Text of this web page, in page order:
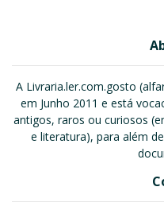
A Livraria.ler.com.gosto
em Junho 2011 e está
antigos, raros ou curiosos
e literatura), para além